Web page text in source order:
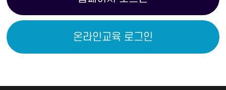
온라인교육 로그인